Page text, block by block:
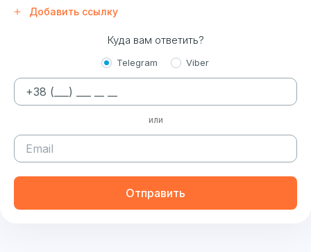
Добавить ссылку
Куда вам ответить?
Telegram Viber
или
Отправить